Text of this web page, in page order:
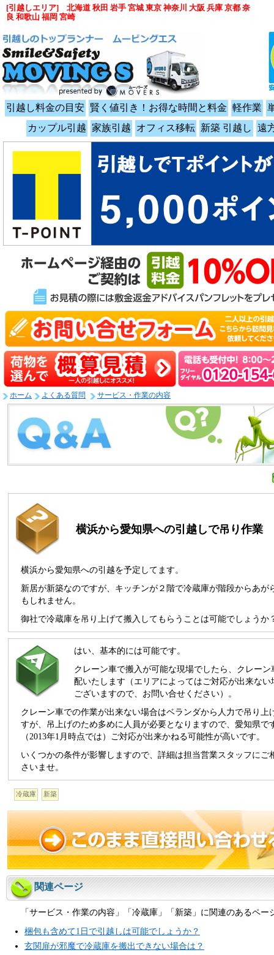
引越し料金の目安 賢く値引き！お得な時間と料金 軽作業
カップル引越 家族引越 オフィス移転 新築 引越し 遠
ホーム よくある質問 サービス・作業の内容
横浜から愛知県への引越しで吊り作業
横浜から愛知県への引越を予定してます。
新居が新築なのですが、キッチンが２階で冷蔵庫が階段からあが
もしれません。
御社で冷蔵庫を吊り上げて搬入してもらうことは可能でしょうか
はい、基本的には可能です。
クレーン車で搬入が可能な現場でしたら、クレーン
配いたします（エリアによってはご対応が出来ない
ございますので、お問い合せください）。
クレーン車での作業が出来ない場合はベランダから人力で吊り上
すが、吊上げのため多めに人員が必要となりますので、愛知県で
（2013年1月時点では）ご対応が出来かねる可能性が高いです。
いくつかの条件が影響しますので、詳細は担当営業スタッフにご
さいませ。
冷蔵庫 新築
関連ページ
「サービス・作業の内容」「冷蔵庫」「新築」に関連のあるペー
梱包も含めて1日で引越しは可能でしょうか？
玄関扉が邪魔で冷蔵庫を搬出できない場合は？
[引越しエリア] 北海道 秋田 岩手 宮城 東京 神奈川 大阪 兵庫 京都 奈
良 和歌山 福岡 宮崎